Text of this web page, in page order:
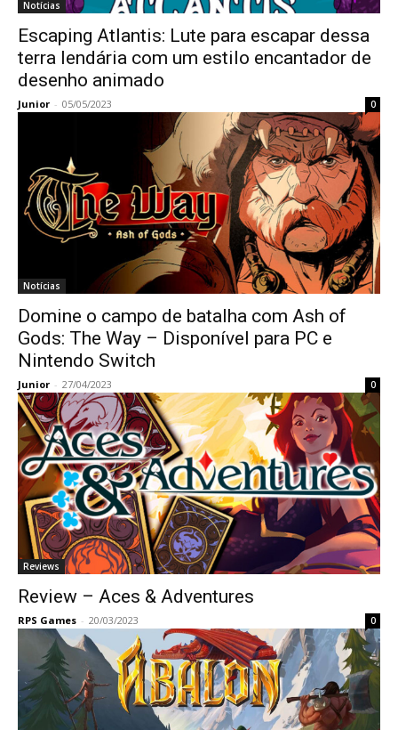
Notícias
Escaping Atlantis: Lute para escapar dessa
terra lendária com um estilo encantador de
desenho animado
Junior - 05/05/2023 0
Notícias
Domine o campo de batalha com Ash of
Gods: The Way – Disponível para PC e
Nintendo Switch
Junior - 27/04/2023 0
Reviews
Review – Aces & Adventures
RPS Games - 20/03/2023 0